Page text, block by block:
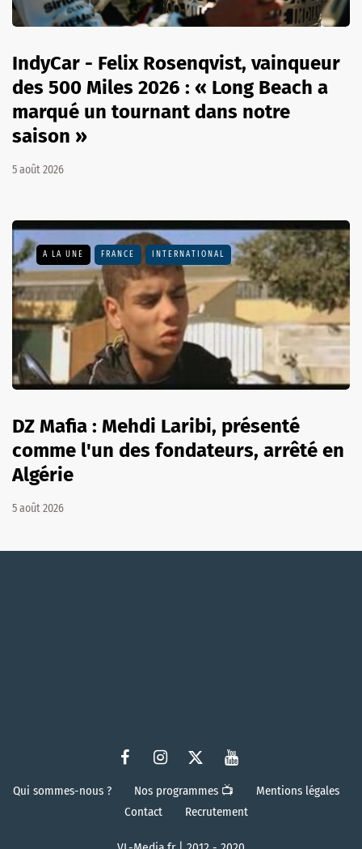
IndyCar - Felix Rosenqvist, vainqueur
des 500 Miles 2026 : « Long Beach a
marqué un tournant dans notre
saison »
5 août 2026
A LA UNE FRANCE INTERNATIONAL
DZ Mafia : Mehdi Laribi, présenté
comme l'un des fondateurs, arrêté en
Algérie
5 août 2026
Qui sommes-nous ? Nos programmes 📺
Mentions légales
Contact
Recrutement